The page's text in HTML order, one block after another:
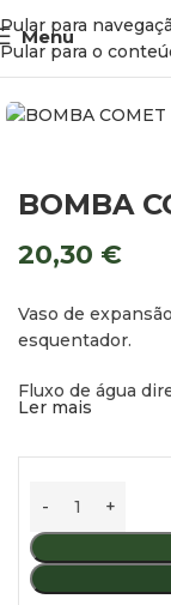
Pular para
Pular para o
Menu
Início Água
BOMBA
20,30 €
Vaso de
esquentador.
Fluxo de água
Instalar a
Ligação de
Ler mais